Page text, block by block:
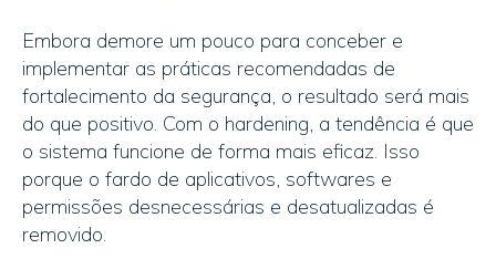
Embora demore um pouco para conceber e
implementar as práticas recomendadas de
fortalecimento da segurança, o resultado será mais
do que positivo. Com o hardening, a tendência é que
o sistema funcione de forma mais eficaz. Isso
porque o fardo de aplicativos, softwares e
permissões desnecessárias e desatualizadas é
removido.